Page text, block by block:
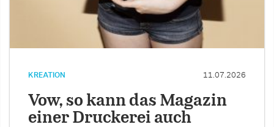
KREATION 11.07.2026
Vow, so kann das Magazin
einer Druckerei auch